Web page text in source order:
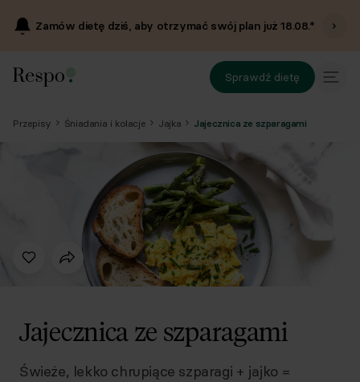
Zamów dietę dziś, aby otrzymać swój plan już18.08.*
Sprawdź dietę
Przepisy Śniadania i kolacje Jajka Jajecznica ze szparagami
Jajecznica ze szparagami
Świeże, lekko chrupiące szparagi + jajko =